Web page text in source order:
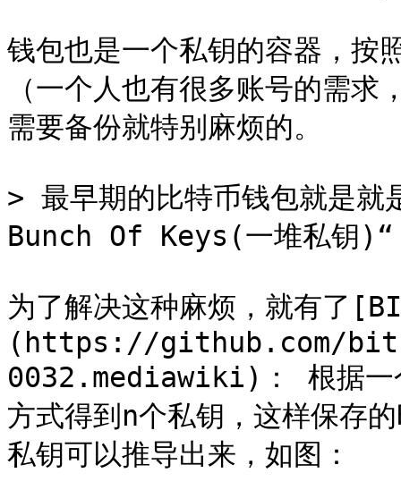
钱包也是一个私钥的容器，按
（一个人也有很多账号的需
需要备份就特别麻烦的。
> 最早期的比特币钱包就是
Bunch Of Keys(一堆私钥)“
为了解决这种麻烦，就有了
(https://github.com/
0032.mediawiki)： 根据一
方式得到n个私钥，这样保存
私钥可以推导出来，如图：